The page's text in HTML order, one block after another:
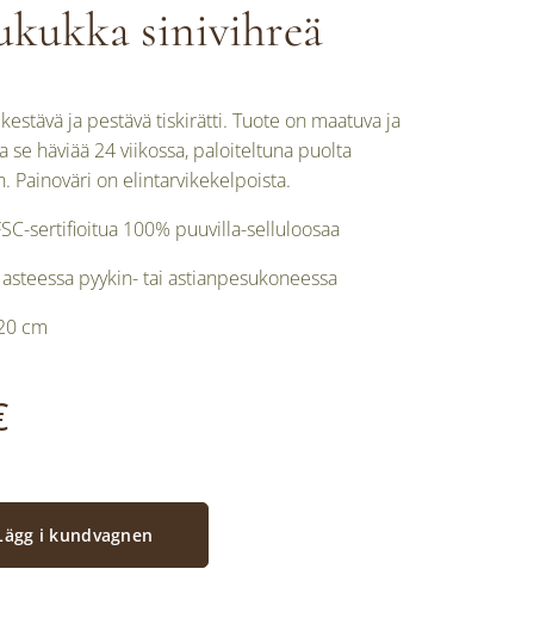
sinivihreä
ja pestävä tiskirätti. Tuote on maatuva ja
se häviää 24 viikossa, paloiteltuna puolta
Painoväri on elintarvikekelpoista.
sertifioitua 100% puuvilla-selluloosaa
pyykin- tai astianpesukoneessa
cm
i kundvagnen